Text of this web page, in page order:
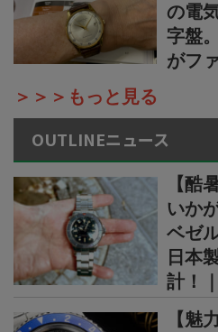
の電
字盤
がフ
＞＞＞もっと見る
OUTLINEニュース
【酷
いか
ベゼ
日本
計！
【魅